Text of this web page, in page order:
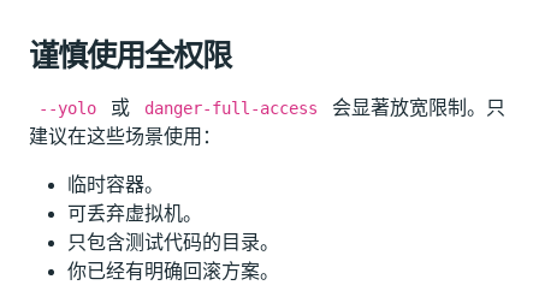
谨慎使用全权限
--yolo 或 danger-full-access
会显著放宽限制。只
建议在这些场景使用：
临时容器。
可丢弃虚拟机。
只包含测试代码的目录。
你已经有明确回滚方案。